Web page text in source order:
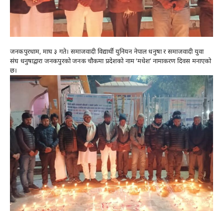
जनकपुरधाम, माघ ३ गते। समाजवादी विद्यार्थी युनियन नेपाल धनुषा र समाजवादी युवा
संघ धनुषाद्वारा जनकपुरको जनक चौकमा प्रदेशको नाम ‘मधेश’ नामाकरण दिवस मनाएको
छ।